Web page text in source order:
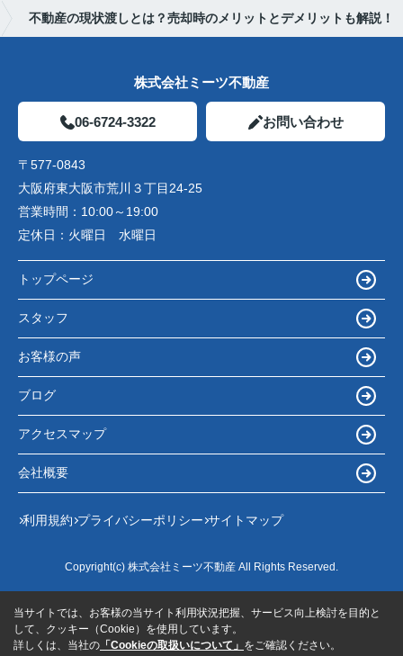
不動産の現状渡しとは？売却時のメリットとデメリットも解説！
株式会社ミーツ不動産
06-6724-3322 お問い合わせ
〒577-0843
大阪府東大阪市荒川３丁目24-25
営業時間： 10:00～19:00
定休日： 火曜日 水曜日
トップページ
スタッフ
お客様の声
ブログ
アクセスマップ
会社概要
利用規約 プライバシーポリシー サイトマップ
Copyright(c) 株式会社ミーツ不動産 All Rights Reserved.
当サイトでは、お客様の当サイト利用状況把握、サービス向上検討を目的と
して、クッキー（Cookie）を使用しています。
詳しくは、当社の 「Cookieの取扱いについて」 をご確認ください。